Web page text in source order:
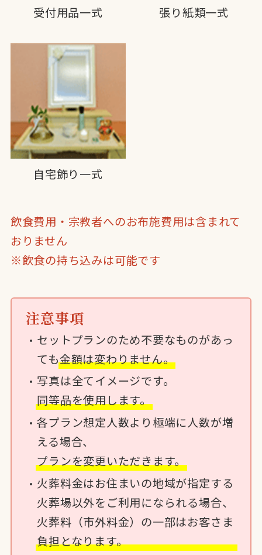
受付用品一式 張り紙類一式
自宅飾り一式
飲食費用・宗教者へのお布施費用は含まれて
おりません
※飲食の持ち込みは可能です
注意事項
セットプランのため不要なものがあっ
ても金額は変わりません。
写真は全てイメージです。
同等品を使用します。
各プラン想定人数より極端に人数が増
える場合、
プランを変更いただきます。
火葬料金はお住まいの地域が指定する
火葬場以外をご利用になられる場合、
火葬料（市外料金）の一部はお客さま
負担となります。